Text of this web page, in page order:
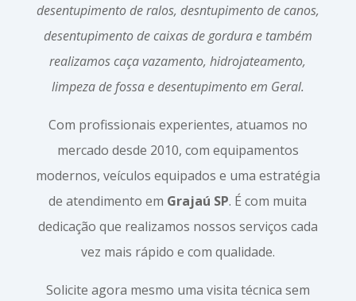
desentupimento de ralos, desntupimento de canos,
desentupimento de caixas de gordura e também
realizamos caça vazamento, hidrojateamento,
limpeza de fossa e desentupimento em Geral.
Com profissionais experientes, atuamos no
mercado desde 2010, com equipamentos
modernos, veículos equipados e uma estratégia
de atendimento em Grajaú SP. É com muita
dedicação que realizamos nossos serviços cada
vez mais rápido e com qualidade.
Solicite agora mesmo uma visita técnica sem